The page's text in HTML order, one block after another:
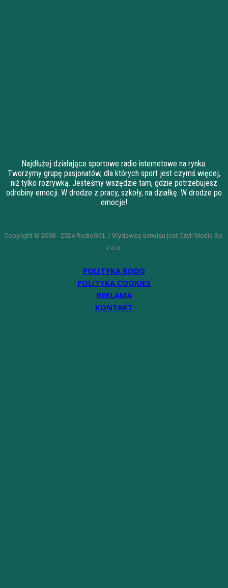
Najdłużej działające sportowe radio internetowe na rynku.
Tworzymy grupę pasjonatów, dla których sport jest czymś więcej,
niż tylko rozrywką. Jesteśmy wszędzie tam, gdzie potrzebujesz
odrobiny emocji. W drodze z pracy, szkoły, na działkę. W drodze po
emocje!
Copyright © 2008 - 2024 RadioGOL / Wydawcą serwisu jest Czyli Media Sp.
z o.o.
POLITYKA RODO
POLITYKA COOKIES
REKLAMA
KONTAKT